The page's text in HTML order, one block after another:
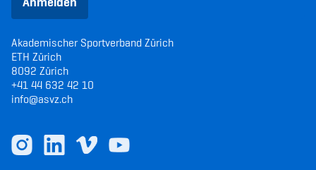
Akademischer Sportverband Zürich
ETH Zürich
8092 Zürich
+41 44 632 42 10
info@asvz.ch